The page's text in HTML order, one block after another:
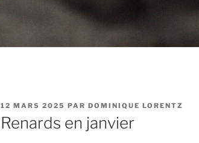
PUBLIÉ
LE
12 MARS 2025 PAR DOMINIQUE LORENTZ
Renards en janvier